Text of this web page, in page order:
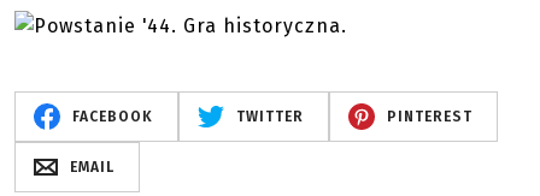
FACEBOOK TWITTER PINTEREST
EMAIL